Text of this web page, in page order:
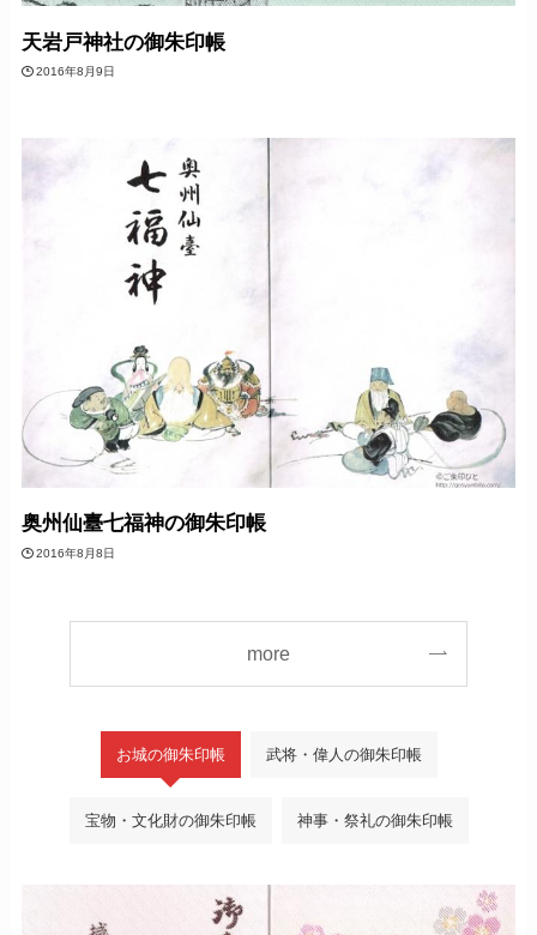
天岩戸神社の御朱印帳
2016年8月9日
奥州仙臺七福神の御朱印帳
2016年8月8日
more
お城の御朱印帳 武将・偉人の御朱印帳
宝物・文化財の御朱印帳 神事・祭礼の御朱印帳